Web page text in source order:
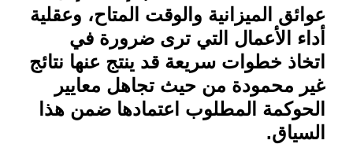
عوائق الميزانية والوقت المتاح، وعقلية
أداء الأعمال التي ترى ضرورة في
اتخاذ خطوات سريعة قد ينتج عنها نتائج
غير محمودة من حيث تجاهل معايير
الحوكمة المطلوب اعتمادها ضمن هذا
السياق.